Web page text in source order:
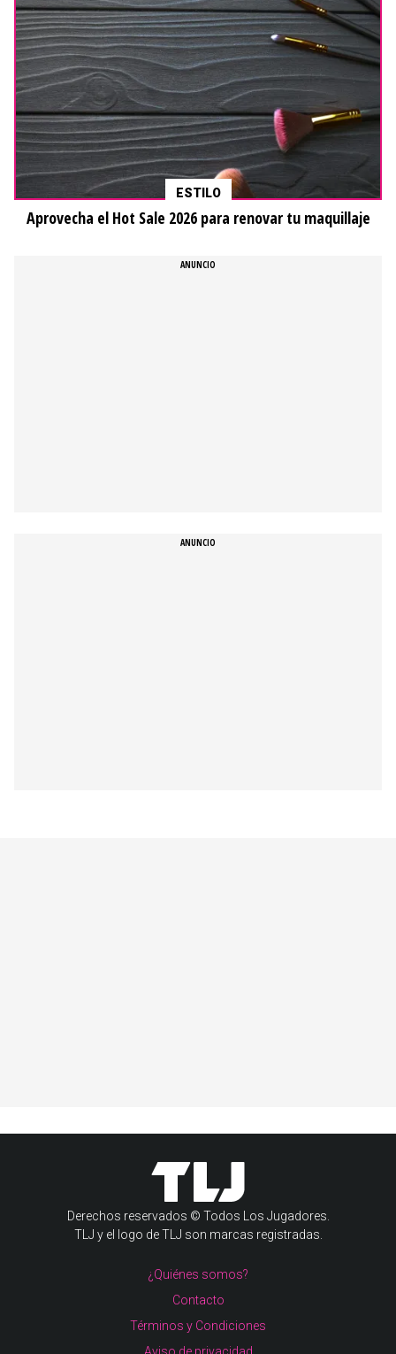
ESTILO
Aprovecha el Hot Sale 2026 para renovar tu maquillaje
Derechos reservados © Todos Los Jugadores.
TLJ y el logo de TLJ son marcas registradas.
¿Quiénes somos?
Contacto
Términos y Condiciones